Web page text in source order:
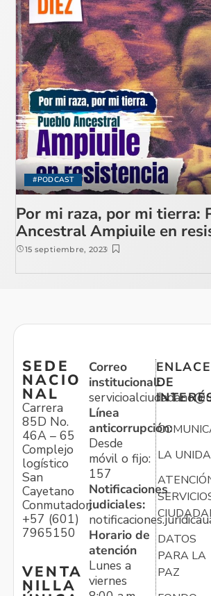
#PODCAST
Por mi raza, por mi tierra:
Ancestral Ampiuile en
15 septiembre, 2023
SEDE
NACIO
NAL
Carrera
85D No.
46A – 65
Complejo
logístico
San
Cayetano
Conmutador:
+57 (601)
7965150
VENTA
NILLA
Correo
institucional:
Línea
anticorrupción:
Desde
móvil o fijo:
157
Notificaciones
judiciales:
Horario de
atención
Lunes a
viernes
DE
LA
DATOS
PARA LA
PAZ